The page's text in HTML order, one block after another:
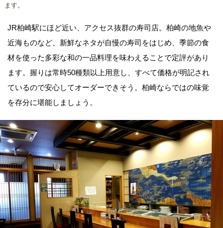
ます。
JR柏崎駅にほど近い、アクセス抜群の寿司店。柏崎の地魚や
近海ものなど、新鮮なネタが自慢の寿司をはじめ、季節の食
材を使った多彩な和の一品料理を味わえることで定評があり
ます。握りは常時50種類以上用意し、すべて価格が明記され
ているので安心してオーダーできそう。柏崎ならではの味覚
を存分に堪能しましょう。